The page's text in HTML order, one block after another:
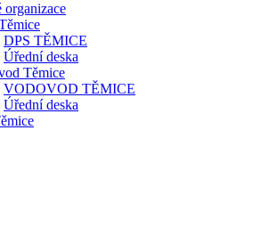
organizace
DPS TĚMICE
Úřední deska
Těmice
VODOVOD TĚMICE
Úřední deska